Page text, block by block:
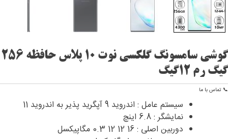
گوشی سامسونگ گلکسی نوت 10 پلاس حافظه 256
گیگ رم 12گیگ
📞 تماس با ما
سیستم عامل : اندروید 9 آپگرید پذیر به اندروید 11
نمایشگر : 6.8 اینچ
دوربین اصلی : 16 12 12 0.3 مگاپیکسل